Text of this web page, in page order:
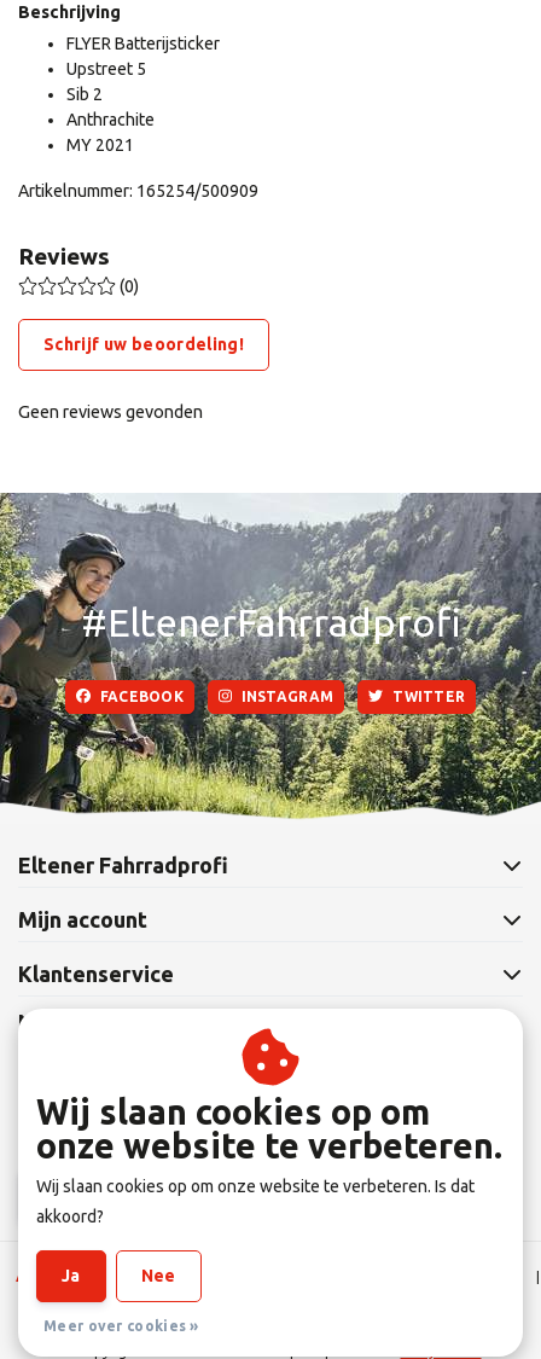
Beschrijving
FLYER Batterijsticker
Upstreet 5
Sib 2
Anthrachite
MY 2021
Artikelnummer: 165254/500909
Reviews
(0)
Schrijf uw beoordeling!
Geen reviews gevonden
#EltenerFahrradprofi
FACEBOOK INSTAGRAM TWITTER
Eltener Fahrradprofi
Mijn account
Klantenservice
Nieuwsbrief
Abonneer je op onze nieuwsbrief om op de hoogte te blijven.
Abonneer
Algemene Leverings voorwaarden
|
Sitemap
Wij slaan cookies op om
onze website te verbeteren.
Wij slaan cookies op om onze website te verbeteren. Is dat
akkoord?
Ja Nee
Meer over cookies »